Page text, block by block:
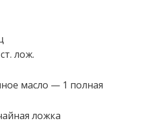
лож.
масло — 1 полная
ложка